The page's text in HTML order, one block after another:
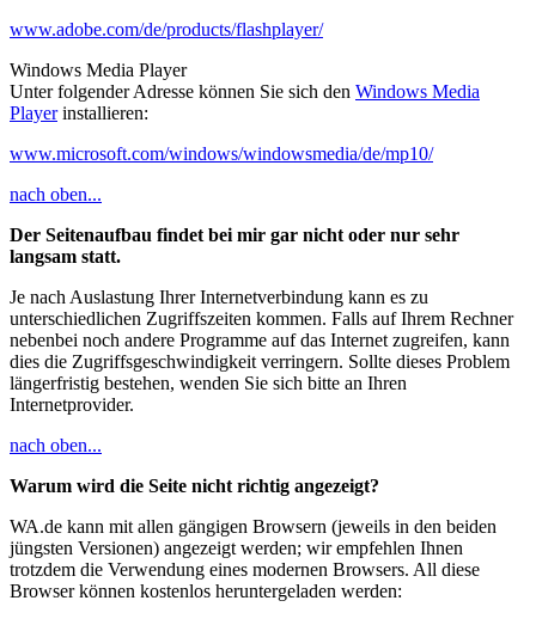
www.adobe.com/de/products/flashplayer/
Windows Media Player
Unter folgender Adresse können Sie sich den Windows Media
Playerinstallieren:
www.microsoft.com/windows/windowsmedia/de/mp10/
nach oben...
Der Seitenaufbau findet bei mir gar nicht oder nur sehr
langsam statt.
Je nach Auslastung Ihrer Internetverbindung kann es zu
unterschiedlichen Zugriffszeiten kommen. Falls auf Ihrem Rechner
nebenbei noch andere Programme auf das Internet zugreifen, kann
dies die Zugriffsgeschwindigkeit verringern. Sollte dieses Problem
längerfristig bestehen, wenden Sie sich bitte an Ihren
Internetprovider.
nach oben...
Warum wird die Seite nicht richtig angezeigt?
WA.de kann mit allen gängigen Browsern (jeweils in den beiden
jüngsten Versionen) angezeigt werden; wir empfehlen Ihnen
trotzdem die Verwendung eines modernen Browsers. All diese
Browser können kostenlos heruntergeladen werden: